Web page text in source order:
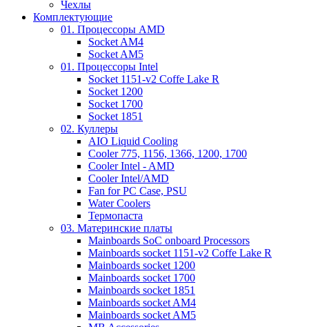
Чехлы
Комплектующие
01. Процессоры AMD
Socket AM4
Socket AM5
01. Процессоры Intel
Socket 1151-v2 Coffe Lake R
Socket 1200
Socket 1700
Socket 1851
02. Куллеры
AIO Liquid Cooling
Cooler 775, 1156, 1366, 1200, 1700
Cooler Intel - AMD
Cooler Intel/AMD
Fan for PC Case, PSU
Water Coolers
Термопаста
03. Материнские платы
Mainboards SoC onboard Processors
Mainboards socket 1151-v2 Coffe Lake R
Mainboards socket 1200
Mainboards socket 1700
Mainboards socket 1851
Mainboards socket AM4
Mainboards socket AM5